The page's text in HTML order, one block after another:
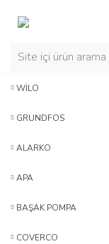
WİLO
GRUNDFOS
ALARKO
APA
BAŞAK POMPA
COVERCO